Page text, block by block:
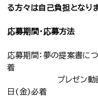
る方々は自己負担となり
応募期間・応募方法
応募期間：夢の提案書に
着
プレゼン動画につ
日(金)必着